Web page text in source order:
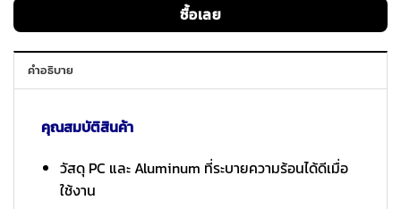
ซื้อเลย
คำอธิบาย
คุณสมบัติสินค้า
วัสดุ PC และ Aluminum ที่ระบายความร้อนได้ดีเมื่อ
ใช้งาน